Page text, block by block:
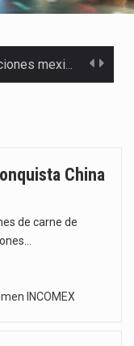
Las exportaciones mexicanas de vehículos ligeros disminuyeron 9.67 % en julio a tasa anual, alcanzando…
Solo el 17.8 % de las empresas en México se considera totalmente preparada para la… China
de carne de
INCOMEX